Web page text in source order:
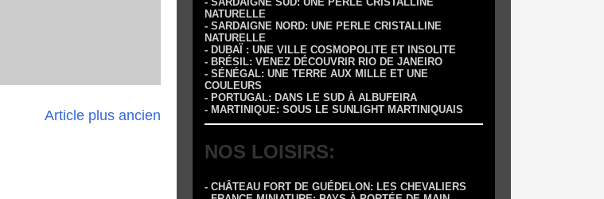
Article plus ancien
NATURELLE
- SARDAIGNE NORD: UNE PERLE CRISTALLINE
NATURELLE
- DUBAÏ : UNE VILLE COSMOPOLITE ET INSOLITE
- BRÉSIL: VENEZ DÉCOUVRIR RIO DE JANEIRO
- SÉNÉGAL: UNE TERRE AUX MILLE ET UNE
COULEURS
- PORTUGAL: DANS LE SUD À ALBUFEIRA
- MARTINIQUE: SOUS LE SUNLIGHT MARTINIQUAIS
NOS LOISIRS:
- CHÂTEAU FORT DE GUÉDELON: LES CHEVALIERS